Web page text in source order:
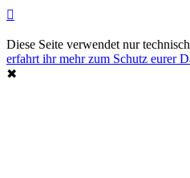
Diese Seite verwendet nur
erfahrt ihr mehr zum Schutz eurer
✖